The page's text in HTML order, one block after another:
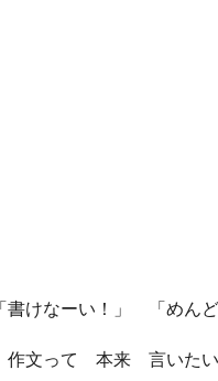
けなーい！」 「めんど
って 本来 言いたい